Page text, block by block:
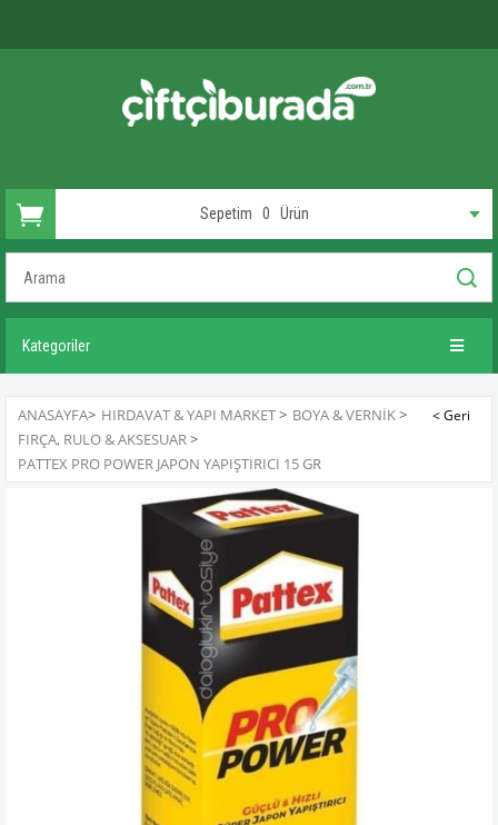
Sepetim 0 Ürün
Kategoriler
ANASAYFA> HIRDAVAT & YAPI MARKET> BOYA & VERNIK>
FIRÇA, RULO & AKSESUAR>
PATTEX PRO POWER JAPON YAPIŞTIRICI 15 GR